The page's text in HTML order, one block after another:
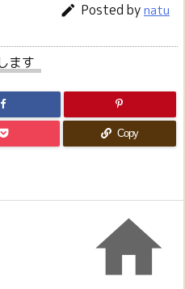
 Posted bynatu
ます
Copy
